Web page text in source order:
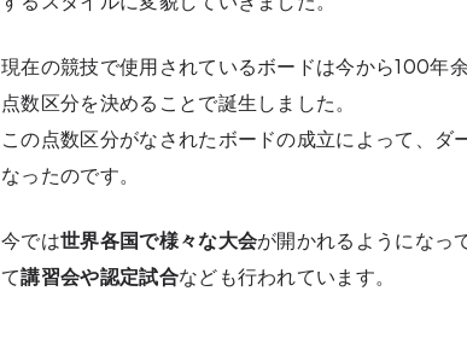
現在の競技で使用されているボードは今から100年
点数区分を決めることで誕生しました。
この点数区分がなされたボードの成立によって、ダ
なったのです。
今では世界各国で様々な大会が開かれるようになっ
て講習会や認定試合なども行われています。